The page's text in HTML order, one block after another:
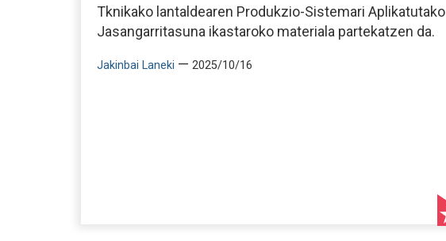
Tknikako lantaldearen Produkzio-Sistemari Aplikatutako
Jasangarritasuna ikastaroko materiala partekatzen da.
Jakinbai Laneki — 2025/10/16